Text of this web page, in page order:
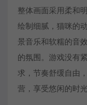
整体画面采用柔和
绘制细腻，猫咪的
景音乐和软糯的音
的氛围。游戏没有
求，节奏舒缓自由
营，享受悠闲的时光